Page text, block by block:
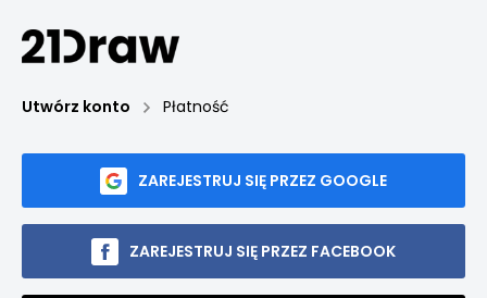
Utwórz konto Płatność
ZAREJESTRUJ SIĘ PRZEZ GOOGLE
ZAREJESTRUJ SIĘ PRZEZ FACEBOOK